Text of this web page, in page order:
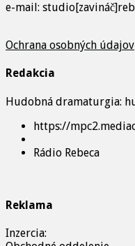
e-mail:
Ochrana osobných údajov
Redakcia
Hudobná dramaturgia:
https://
Rádio Rebeca
Reklama
Inzercia: